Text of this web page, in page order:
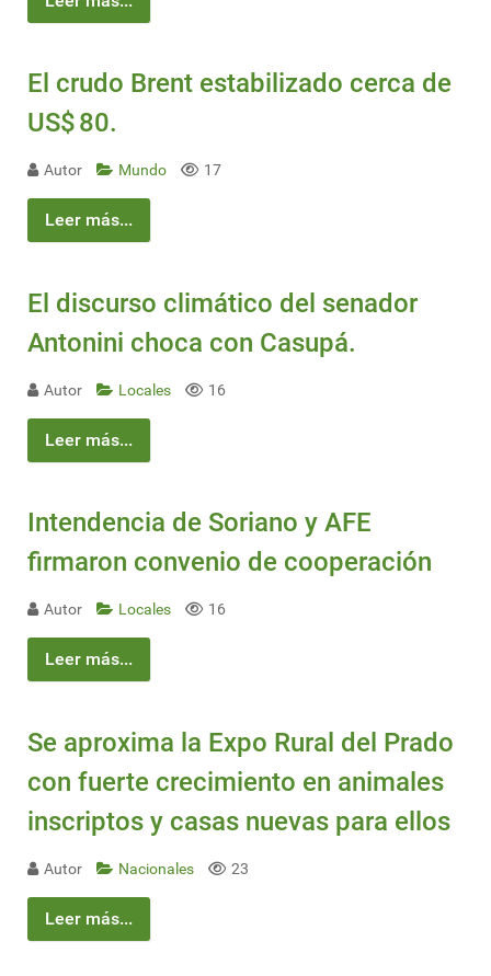
El crudo Brent estabilizado cerca de
US$ 80.
Autor Mundo 17
Leer más...
El discurso climático del senador
Antonini choca con Casupá.
Autor Locales 16
Leer más...
Intendencia de Soriano y AFE
firmaron convenio de cooperación
Autor Locales 16
Leer más...
Se aproxima la Expo Rural del Prado
con fuerte crecimiento en animales
inscriptos y casas nuevas para ellos
Autor Nacionales 23
Leer más...